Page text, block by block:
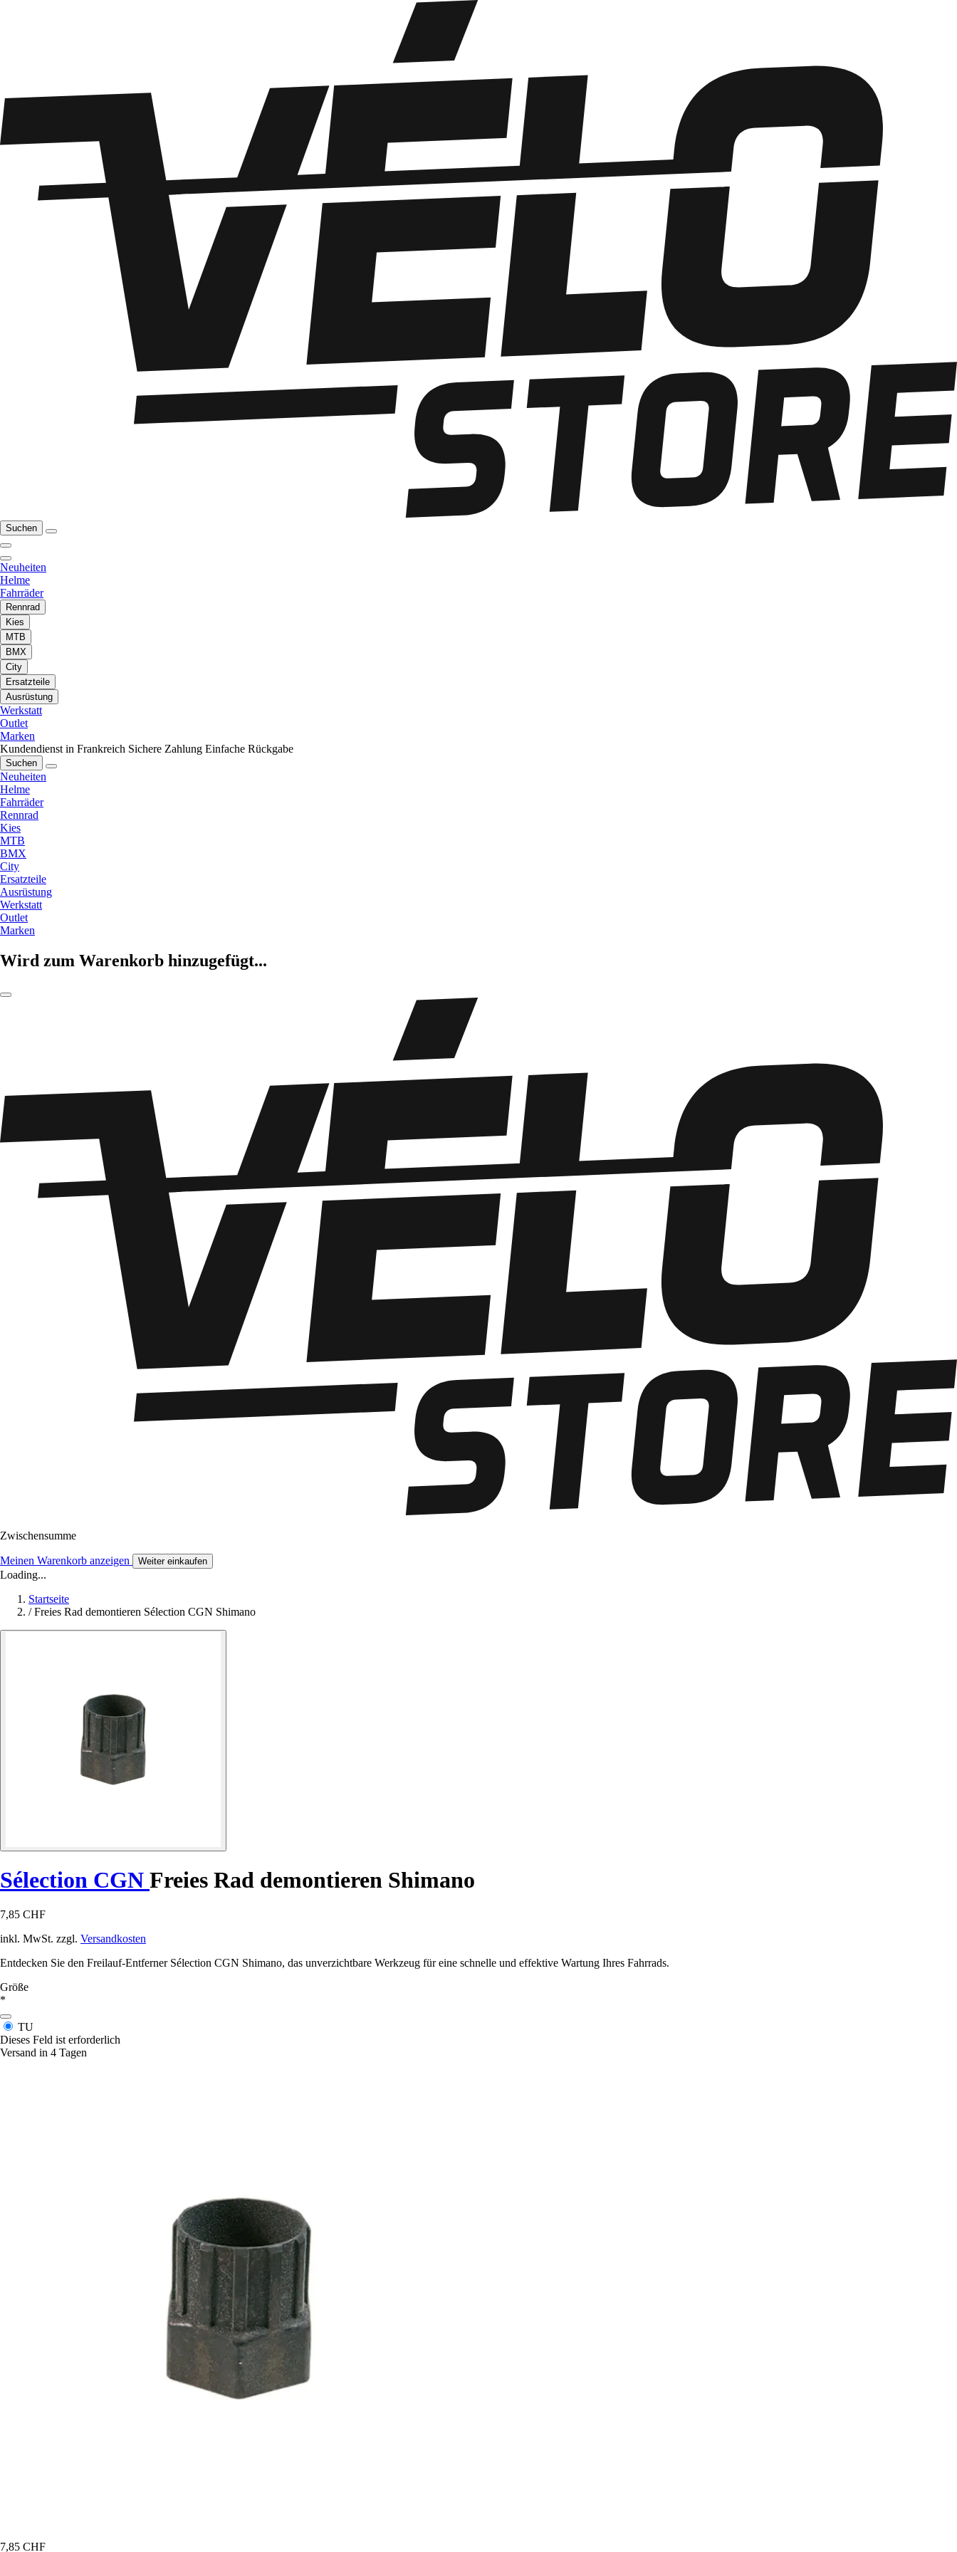
Suchen
Neuheiten
Helme
Fahrräder
Rennrad
Kies
MTB
BMX
City
Ersatzteile
Ausrüstung
Werkstatt
Outlet
Marken
Kundendienst in Frankreich Sichere Zahlung Einfache Rückgabe
Suchen
Neuheiten
Helme
Fahrräder
Rennrad
Kies
MTB
BMX
City
Ersatzteile
Ausrüstung
Werkstatt
Outlet
Marken
Wird zum Warenkorb hinzugefügt...
Zwischensumme
Meinen Warenkorb anzeigen Weiter einkaufen
Loading...
Startseite
/ Freies Rad demontieren Sélection CGN Shimano
Sélection CGN Freies Rad demontieren Shimano
7,85 CHF
inkl. MwSt. zzgl. Versandkosten
Entdecken Sie den Freilauf-Entferner Sélection CGN Shimano, das unverzichtbare Werkzeug für eine schnelle und effektive Wartung Ihres Fahrrads.
Größe
*
TU
Dieses Feld ist erforderlich
Versand in 4 Tagen
7,85 CHF